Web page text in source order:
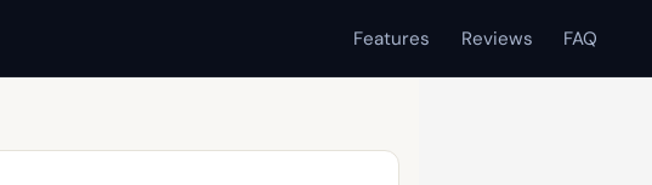
Features Reviews FAQ